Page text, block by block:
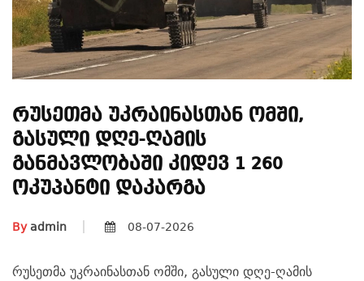
Რუსეთმა Უკრაინასთან Ომში,
Გასული Დღე-Ღამის
Განმავლობაში Კიდევ 1 260
Ოკუპანტი Დაკარგა
Byadmin 08-07-2026
რუსეთმა უკრაინასთან ომში, გასული დღე-ღამის